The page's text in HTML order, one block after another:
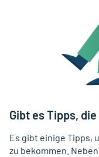
Gibt es Tipps,
Es gibt einige Tipps,
zu bekommen.